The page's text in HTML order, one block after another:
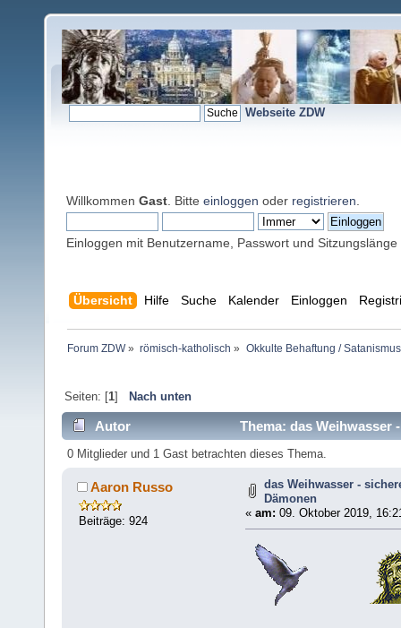
Webseite ZDW
Willkommen Gast . Bitte einloggen oder registrieren
Einloggen mit Benutzername, Passwort und Sitzungslänge
Übersicht Hilfe Suche Kalender Einloggen
Forum ZDW» römisch-katholisch » Okkulte Behaftung /
Seiten: [1] Nach unten
Autor Thema: das Weihwasser
0 Mitglieder und 1 Gast betrachten dieses Thema.
Aaron Russo
Beiträge: 924
das Weihwasser -
Dämonen
« am: 09. Oktober 2019,